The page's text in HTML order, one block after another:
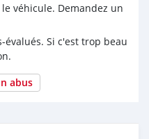
véhicule. Demandez un
Si c'est trop beau
abus